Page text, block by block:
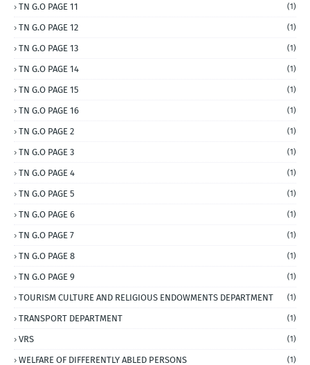
TN G.O PAGE 11 (1)
TN G.O PAGE 12 (1)
TN G.O PAGE 13 (1)
TN G.O PAGE 14 (1)
TN G.O PAGE 15 (1)
TN G.O PAGE 16 (1)
TN G.O PAGE 2 (1)
TN G.O PAGE 3 (1)
TN G.O PAGE 4 (1)
TN G.O PAGE 5 (1)
TN G.O PAGE 6 (1)
TN G.O PAGE 7 (1)
TN G.O PAGE 8 (1)
TN G.O PAGE 9 (1)
TOURISM CULTURE AND RELIGIOUS ENDOWMENTS DEPARTMENT (1)
TRANSPORT DEPARTMENT (1)
VRS (1)
WELFARE OF DIFFERENTLY ABLED PERSONS (1)